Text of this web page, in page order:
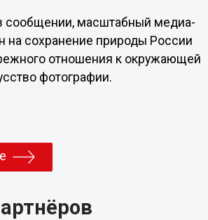
сообщении, масштабный медиа-
на сохранение природы России
отношения к окружающей
фотографии.